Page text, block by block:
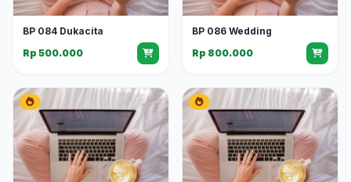
BP 084 Dukacita
Rp 500.000
BP 086 Wedding
Rp 800.000